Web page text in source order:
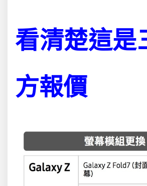
看清楚這是
方報價